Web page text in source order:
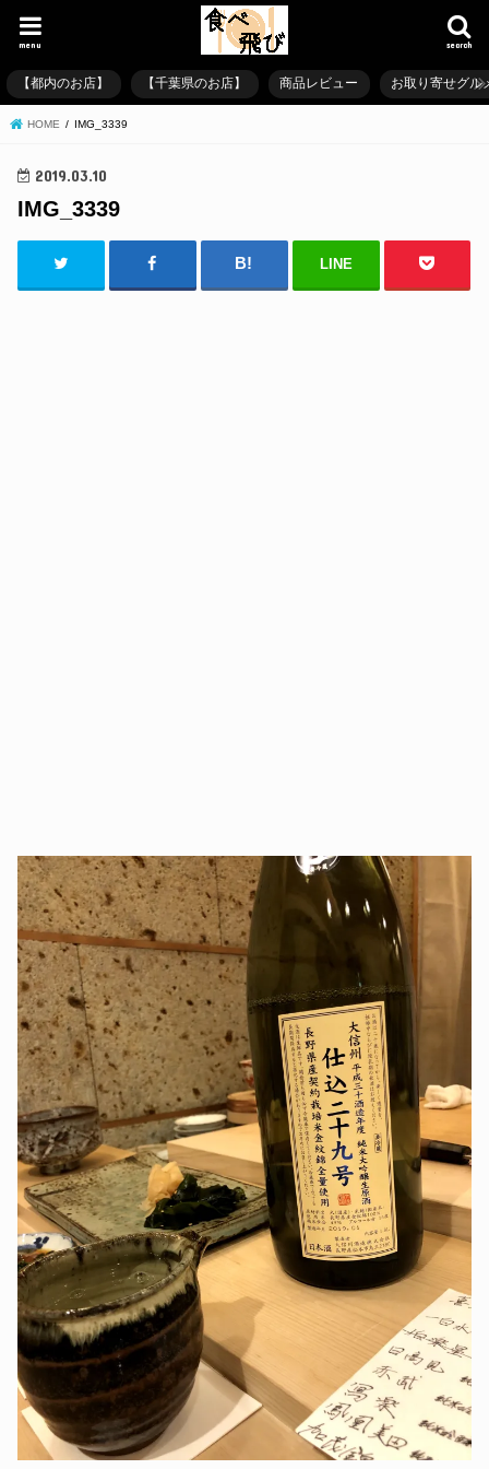
search
menu
【都内のお店】 【千葉県のお店】 商品レビュー お取り寄せグル
HOME IMG_3339
2019.03.10
IMG_3339
LINE